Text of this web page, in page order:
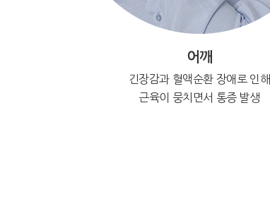
어깨
긴장감과 혈액순환 장애로 인해
근육이 뭉치면서 통증 발생